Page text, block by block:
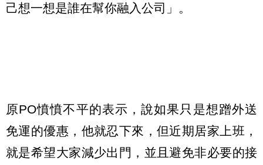
己想一想是誰在幫你融入公司」。
原PO憤憤不平的表示，說如果只是想蹭外送
免運的優惠，他就忍下來，但近期居家上班，
就是希望大家減少出門，並且避免非必要的接